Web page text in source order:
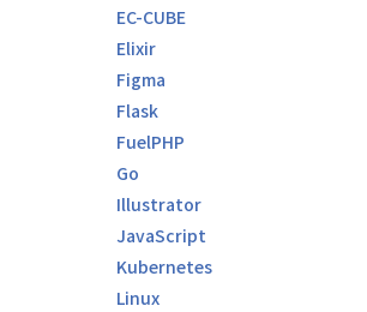
EC-CUBE
Elixir
Figma
Flask
FuelPHP
Go
Illustrator
JavaScript
Kubernetes
Linux